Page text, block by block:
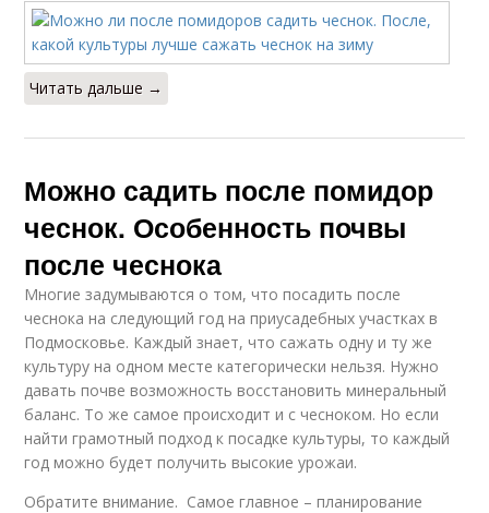
Читать дальше →
Можно садить после помидор
чеснок. Особенность почвы
после чеснока
Многие задумываются о том, что посадить после
чеснока на следующий год на приусадебных участках в
Подмосковье. Каждый знает, что сажать одну и ту же
культуру на одном месте категорически нельзя. Нужно
давать почве возможность восстановить минеральный
баланс. То же самое происходит и с чесноком. Но если
найти грамотный подход к посадке культуры, то каждый
год можно будет получить высокие урожаи.
Обратите внимание. Самое главное – планирование